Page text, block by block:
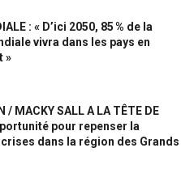
: « D’ici 2050, 85 % de la
vivra dans les pays en
»
/ MACKY SALL A LA TÊTE DE
pour repenser la
dans la région des Grands